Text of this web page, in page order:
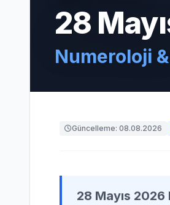
28
Numeroloji
Güncelleme: 08.08.2026
28 Mayıs 2026